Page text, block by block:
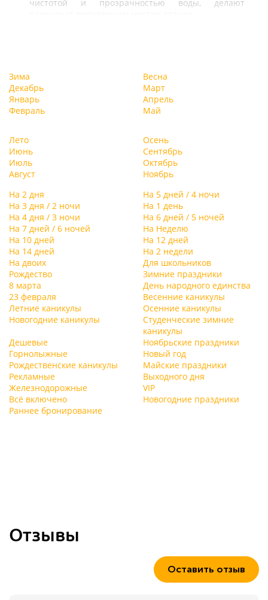
чистотой и прозрачностью воды, делают
Зима
Декабрь
Январь
Февраль
Весна
Март
Апрель
Май
Лето
Июнь
Июль
Август
Осень
Сентябрь
Октябрь
Ноябрь
На 2 дня
На 5 дней / 4 ночи
На 3 дня / 2 ночи
На 1 день
На 4 дня / 3 ночи
На 6 дней / 5 ночей
На 7 дней / 6 ночей
На Неделю
На 10 дней
На 12 дней
На 14 дней
На 2 недели
На двоих
Для школьников
Рождество
Зимние праздники
8 марта
День народного единства
23 февраля
Весенние каникулы
Летние каникулы
Осенние каникулы
Новогодние каникулы
Студенческие зимние
каникулы
Дешевые
Ноябрьские праздники
Горнолыжные
Новый год
Рождественские каникулы
Майские праздники
Рекламные
Выходного дня
Железнодорожные
VIP
Всё включено
Новогодние праздники
Раннее бронирование
Отзывы
Оставить отзыв